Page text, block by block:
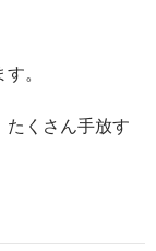
。
たくさん手放す